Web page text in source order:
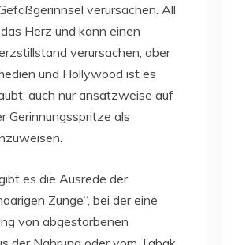
verursachen. All
Herz und kann einen
verursachen, aber
und Hollywood ist es
auch nur ansatzweise auf
Gerinnungsspritze als
es die Ausrede der
Zunge“, bei der eine
von abgestorbenen